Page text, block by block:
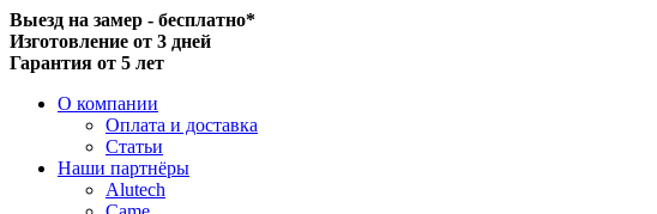
Выезд на замер - бесплатно*
Изготовление от 3 дней
Гарантия от 5 лет
О компании
Оплата и доставка
Статьи
Наши партнёры
Alutech